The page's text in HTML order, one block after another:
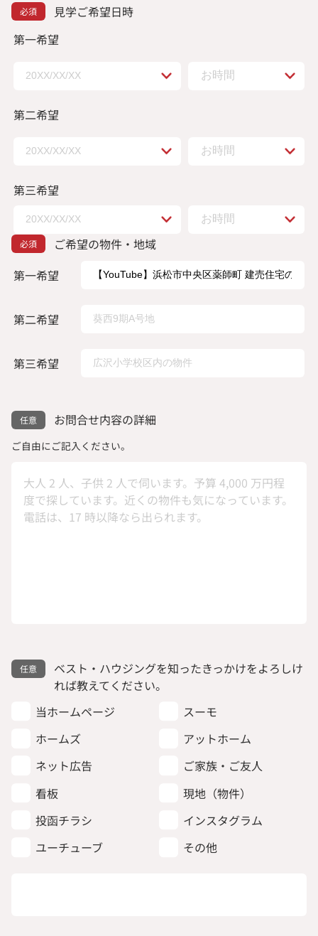
見学ご希望日時
第一希望
第二希望
第三希望
ご希望の物件・地域
第一希望
第二希望
第三希望
お問合せ内容の詳細
ご自由にご記入ください。
ベスト・ハウジングを知ったきっかけをよろしけ
れば教えてください。
当ホームページ
スーモ
ホームズ
アットホーム
ネット広告
ご家族・ご友人
看板
現地（物件）
投函チラシ
インスタグラム
ユーチューブ
その他